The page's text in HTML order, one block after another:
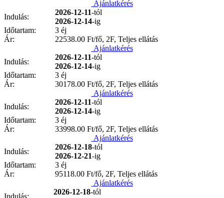
Ajánlatkérés
Indulás:
2026-12-11-tól
2026-12-14-ig
Időtartam:
3 éj
Ár:
22538.00 Ft/fő, 2F, Teljes ellátás
Ajánlatkérés
Indulás:
2026-12-11-tól
2026-12-14-ig
Időtartam:
3 éj
Ár:
30178.00 Ft/fő, 2F, Teljes ellátás
Ajánlatkérés
Indulás:
2026-12-11-tól
2026-12-14-ig
Időtartam:
3 éj
Ár:
33998.00 Ft/fő, 2F, Teljes ellátás
Ajánlatkérés
Indulás:
2026-12-18-tól
2026-12-21-ig
Időtartam:
3 éj
Ár:
95118.00 Ft/fő, 2F, Teljes ellátás
Ajánlatkérés
Indulás:
2026-12-18-tól